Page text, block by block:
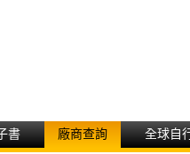
書 廠商查詢 全球自